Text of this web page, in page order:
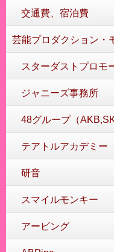
交通費、宿泊費
芸能プロダクション・
スターダストプロモ
ジャニーズ事務所
48グループ（
テアトルアカデミー
研音
スマイルモンキー
アービング